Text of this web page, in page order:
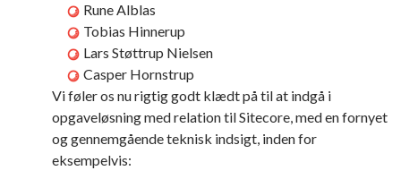
Rune Alblas
Tobias Hinnerup
Lars Støttrup Nielsen
Casper Hornstrup
Vi føler os nu rigtig godt klædt på til at indgå i
opgaveløsning med relation til Sitecore, med en fornyet
og gennemgående teknisk indsigt, inden for
eksempelvis: